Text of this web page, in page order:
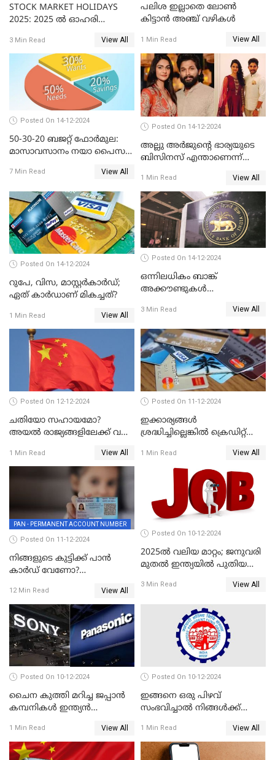
STOCK MARKET HOLIDAYS
2025: 2025 ൽ ഓഹരി
ദിനങ്ങൾ
3 Min Read View All
പലിശ ഇല്ലാതെ ലോൺ
കിട്ടാൻ അഞ്ച് വഴികൾ
1 Min Read View All
Posted On 14-12-2024
50-30-20 ബജറ്റ് ഫോർമുല:
മാസാവസാനം നയാ പൈസ
7 Min Read View All
Posted On 14-12-2024
അല്ലു അർജുൻ്റെ ഭാര്യയുടെ
ബിസിനസ് എന്താണെന്ന്
1 Min Read View All
Posted On 14-12-2024
റുപേ, വിസ, മാസ്റ്റർകാർഡ്;
ഏത് കാർഡാണ് മികച്ചത്?
1 Min Read View All
Posted On 14-12-2024
ഒന്നിലധികം ബാങ്ക്
അക്കൗണ്ടുകൾ
ബി ഐ പറയുന്നത് എന്താണ്?
3 Min Read View All
Posted On 12-12-2024
ചതിയോ സഹായമോ?
അയൽ രാജ്യങ്ങളിലേക്ക് വൻ
ചൈന
1 Min Read View All
Posted On 11-12-2024
ഇക്കാര്യങ്ങൾ
ശ്രദ്ധിച്ചില്ലെങ്കിൽ ക്രെഡിറ്റ്
1 Min Read View All
PAN - PERMANENT ACCOUNT NUMBER
Posted On 11-12-2024
നിങ്ങളുടെ കുട്ടിക്ക് പാൻ
കാർഡ് വേണോ?
എങ്ങനെയാണെന്ന് നോക്കാം
12 Min Read View All
Posted On 10-12-2024
2025ൽ വലിയ മാറ്റം; ജനുവരി
മുതൽ ഇന്ത്യയിൽ പുതിയ
3 Min Read View All
Posted On 10-12-2024
ചൈന കുത്തി മറിച്ച ജപ്പാൻ
കമ്പനികൾ ഇന്ത്യൻ
വീണ്ടും മുന്നിൽ
1 Min Read View All
Posted On 10-12-2024
ഇങ്ങനെ ഒരു പിഴവ്
സംഭവിച്ചാൽ നിങ്ങൾക്ക്
1 Min Read View All